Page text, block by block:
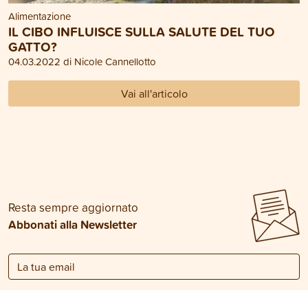
Alimentazione
IL CIBO INFLUISCE SULLA SALUTE DEL TUO
GATTO?
04.03.2022 di Nicole Cannellotto
Vai all'articolo
Resta sempre aggiornato
Abbonati alla Newsletter